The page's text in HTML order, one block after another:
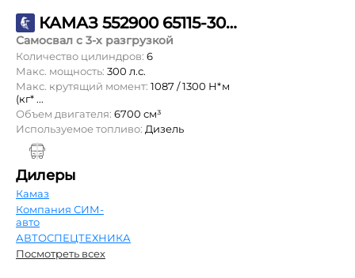
КАМАЗ 552900 65115-3082-48
Самосвал с 3-х разгрузкой
Количество цилиндров: 6
Макс. мощность: 300 л.с.
Макс. крутящий момент: 1087 / 1300 Н*м
(кг* ...
Объем двигателя: 6700 см³
Используемое топливо: Дизель
Дилеры
Камаз
Компания СИМ-
авто
АВТОСПЕЦТЕХНИКА
Посмотреть всех